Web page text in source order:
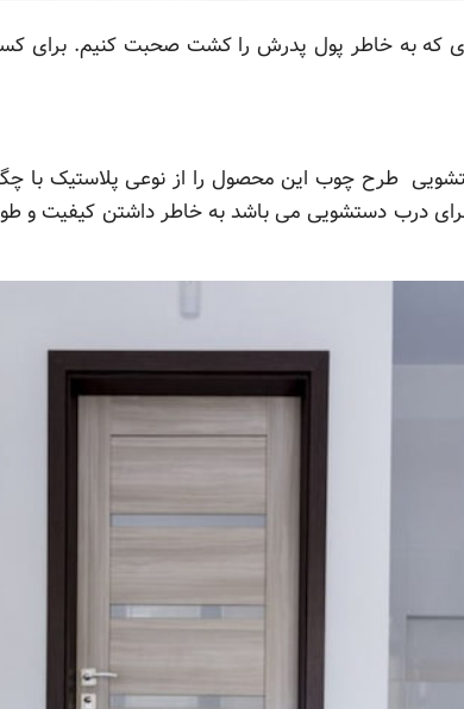
که به خاطر پول پدرش را کشت صحبت کنیم. برای کسب
طرح چوب این محصول را از نوعی پلاستیک با
دستشویی می باشد به خاطر داشتن کیفیت و طول